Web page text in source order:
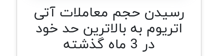
رسیدن حجم معاملات آتی
اتریوم به بالاترین حد خود
در 3 ماه گذشته